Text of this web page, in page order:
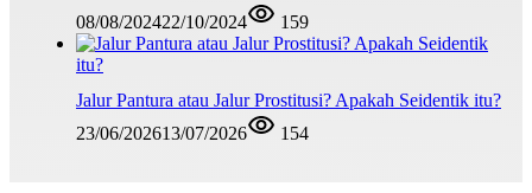
08/08/202422/10/2024 159
Jalur Pantura atau Jalur Prostitusi? Apakah Seidentik itu?
23/06/202613/07/2026 154